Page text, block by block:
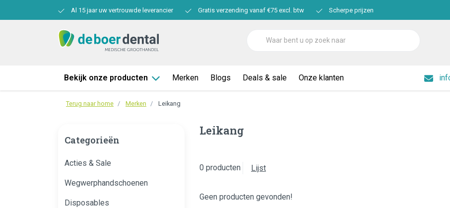
Al 15 jaar uw vertrouwde leverancier Gratis verzending vanaf €75 excl. btw Scherpe prijzen
Bekijk onze producten Merken Blogs Deals & sale Onze klanten
Terug naar home Merken Leikang
Categorieën
Acties & Sale
Wegwerphandschoenen
Disposables
Leikang
0 producten Lijst
Geen producten gevonden!